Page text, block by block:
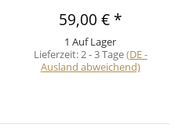
59,00 € *
1 Auf Lager
Lieferzeit:2 - 3 Tage(DE -
Ausland abweichend)